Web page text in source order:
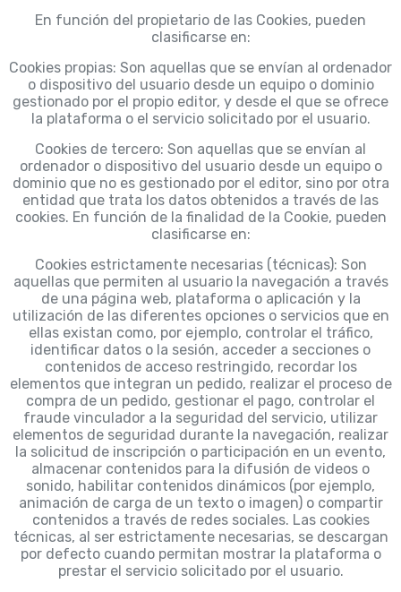
En función del propietario de las Cookies, pueden
clasificarse en:
Cookies propias: Son aquellas que se envían al ordenador
o dispositivo del usuario desde un equipo o dominio
gestionado por el propio editor, y desde el que se ofrece
la plataforma o el servicio solicitado por el usuario.
Cookies de tercero: Son aquellas que se envían al
ordenador o dispositivo del usuario desde un equipo o
dominio que no es gestionado por el editor, sino por otra
entidad que trata los datos obtenidos a través de las
cookies. En función de la finalidad de la Cookie, pueden
clasificarse en:
Cookies estrictamente necesarias (técnicas): Son
aquellas que permiten al usuario la navegación a través
de una página web, plataforma o aplicación y la
utilización de las diferentes opciones o servicios que en
ellas existan como, por ejemplo, controlar el tráfico,
identificar datos o la sesión, acceder a secciones o
contenidos de acceso restringido, recordar los
elementos que integran un pedido, realizar el proceso de
compra de un pedido, gestionar el pago, controlar el
fraude vinculador a la seguridad del servicio, utilizar
elementos de seguridad durante la navegación, realizar
la solicitud de inscripción o participación en un evento,
almacenar contenidos para la difusión de videos o
sonido, habilitar contenidos dinámicos (por ejemplo,
animación de carga de un texto o imagen) o compartir
contenidos a través de redes sociales. Las cookies
técnicas, al ser estrictamente necesarias, se descargan
por defecto cuando permitan mostrar la plataforma o
prestar el servicio solicitado por el usuario.